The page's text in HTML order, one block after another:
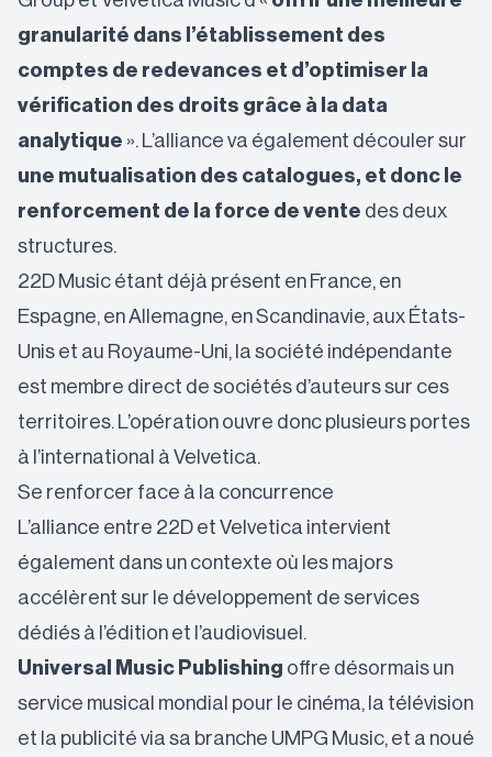
granularité dans l’établissement des
comptes de redevances et d’optimiser la
vérification des droits grâce à la data
analytique ». L’alliance va également découler sur
une mutualisation des catalogues, et donc le
renforcement de la force de vente des deux
structures.
22D Music étant déjà présent en France, en
Espagne, en Allemagne, en Scandinavie, aux États-
Unis et au Royaume-Uni, la société indépendante
est membre direct de sociétés d’auteurs sur ces
territoires. L’opération ouvre donc plusieurs portes
à l’international à Velvetica.
Se renforcer face à la concurrence
L’alliance entre 22D et Velvetica intervient
également dans un contexte où les majors
accélèrent sur le développement de services
dédiés à l’édition et l’audiovisuel.
Universal Music Publishing offre désormais un
service musical mondial pour le cinéma, la télévision
et la publicité via sa branche UMPG Music, et a noué